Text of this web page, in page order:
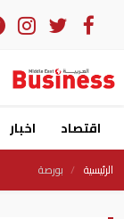
اقتصاد اخبار
الرئيسية بورصة